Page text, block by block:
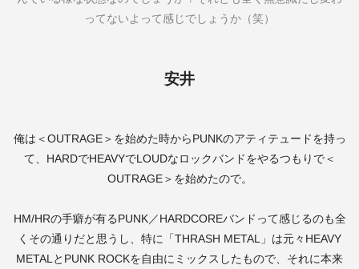
ってないよって感じでしょうか（笑）
安井
俺は＜OUTRAGE＞を始めた時からPUNKのアティテュードを持っ
て、 HARDでHEAVYでLOUDなロックバンドをやるつもりで＜
OUTRAGE＞を始めたので。
HM/HRの手癖が有るPUNK／HARDCOREバンドって感じるのも全
くその通りだと思うし、特に「THRASH METAL 」は元々 HEAVY
METALと PUNK ROCKを自由にミックスしたもので、それに本来